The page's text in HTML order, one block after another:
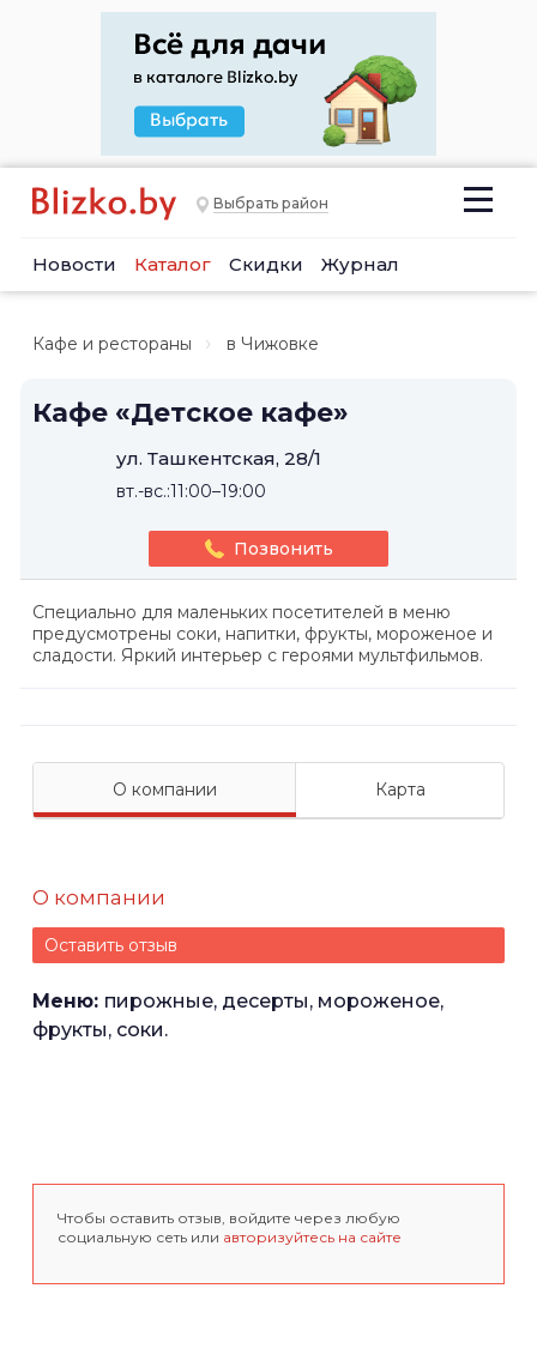
Выбрать район
Новости Каталог Скидки Журнал
Кафе и рестораны в Чижовке
Кафе «Детское кафе»
ул. Ташкентская, 28/1
вт.-вс.:11:00–19:00
Позвонить
Специально для маленьких посетителей в меню
предусмотрены соки, напитки, фрукты, мороженое и
сладости. Яркий интерьер с героями мультфильмов.
О компании Карта
О компании
Оставить отзыв
Меню: пирожные, десерты, мороженое,
фрукты, соки.
Чтобы оставить отзыв, войдите через любую
социальную сеть или авторизуйтесь на сайте